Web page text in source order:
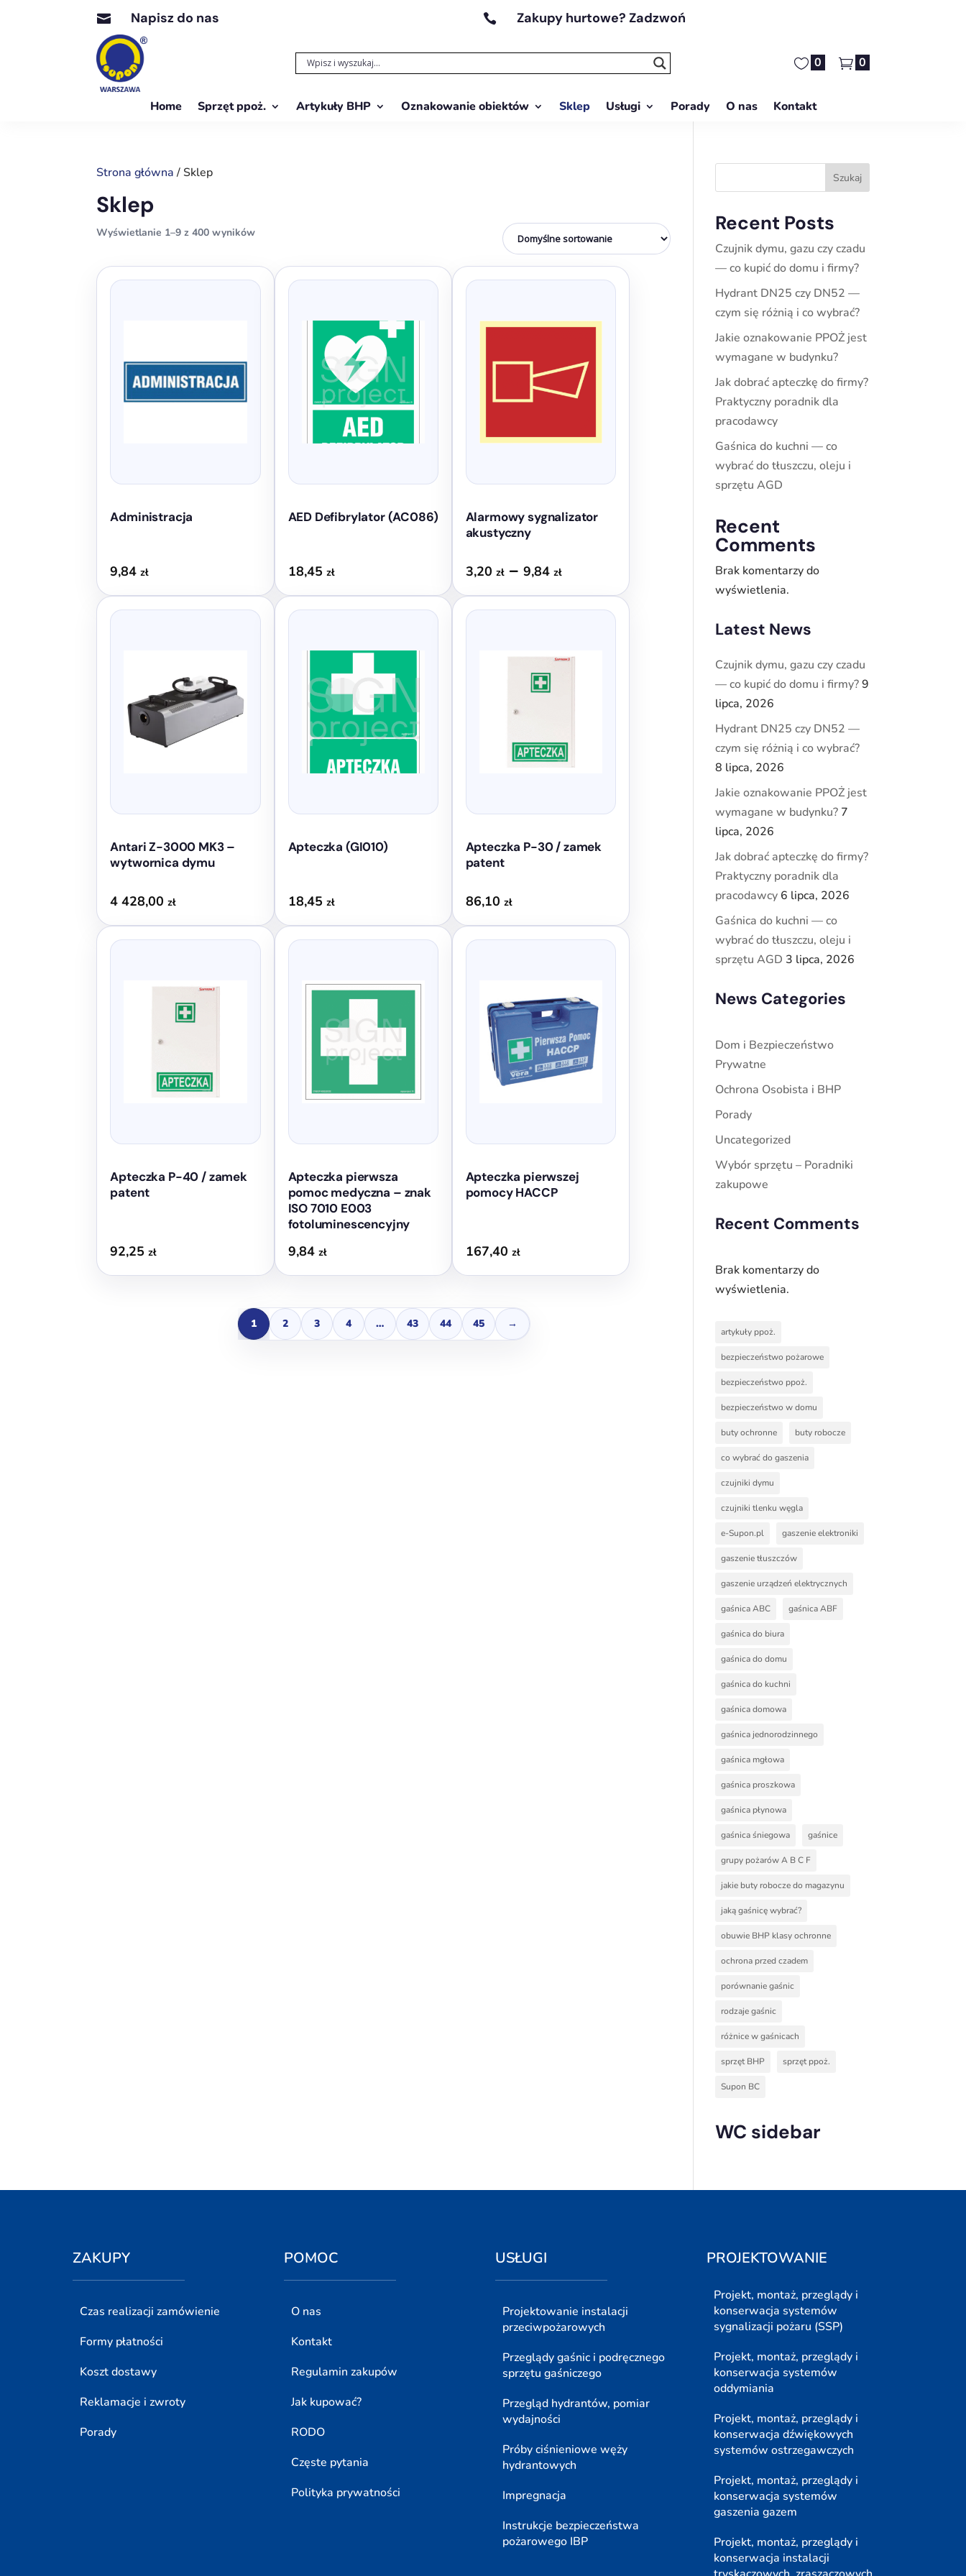
 Napisz do nas  Zakupy hurtowe? Zadzwoń
0 0
Home Sprzęt ppoż. Artykuły BHP Oznakowanie obiektów Sklep Usługi Porady O nas Kontakt
Strona główna / Sklep
Sklep
Wyświetlanie 1–9 z 400 wyników
Administracja
9,84zł
Ten
AED Defibrylator (AC086)
18,45 zł
Alarmowy sygnalizator
akustyczny
3,20 zł – 9,84 złZakres
od
9,84 zł
Ten
Antari Z-3000 MK3 –
wytwornica dymu
4 428,00zł
Apteczka (GI010)
18,45 zł
Apteczka P-30 / zamek
patent
86,10 zł
Apteczka P-40 / zamek
patent
92,25zł
Apteczka pierwsza
pomoc medyczna – znak
ISO 7010 E003
fotoluminescencyjny
9,84 zł
Ten
Apteczka pierwszej
pomocy HACCP
167,40 zł
1 2 3 4 … 43 44 45 →
Szukaj
Recent Posts
Czujnik dymu, gazu czy czadu
— co kupić do domu i firmy?
Hydrant DN25 czy DN52 —
czym się różnią i co wybrać?
Jakie oznakowanie PPOŻ jest
wymagane w budynku?
Jak dobrać apteczkę do firmy?
Praktyczny poradnik dla
pracodawcy
Gaśnica do kuchni — co
wybrać do tłuszczu, oleju i
sprzętu AGD
Recent
Comments
Brak komentarzy do
wyświetlenia.
Latest News
Czujnik dymu, gazu czy czadu
— co kupić do domu i firmy?9
lipca, 2026
Hydrant DN25 czy DN52 —
czym się różnią i co wybrać?
8 lipca, 2026
Jakie oznakowanie PPOŻ jest
wymagane w budynku? 7
lipca, 2026
Jak dobrać apteczkę do firmy?
Praktyczny poradnik dla
pracodawcy 6 lipca, 2026
Gaśnica do kuchni — co
wybrać do tłuszczu, oleju i
sprzętu AGD 3 lipca, 2026
News Categories
Dom i Bezpieczeństwo
Prywatne
Ochrona Osobista i BHP
Porady
Uncategorized
Wybór sprzętu – Poradniki
zakupowe
Recent Comments
Brak komentarzy do
wyświetlenia.
artykuły ppoż.
bezpieczeństwo pożarowe
bezpieczeństwo ppoż.
bezpieczeństwo w domu
buty ochronne buty robocze
co wybrać do gaszenia
czujniki dymu
czujniki tlenku węgla
e-Supon.pl gaszenie elektroniki
gaszenie tłuszczów
gaszenie urządzeń elektrycznych
gaśnica ABC gaśnica ABF
gaśnica do biura
gaśnica do domu
gaśnica do kuchni
gaśnica domowa
gaśnica jednorodzinnego
gaśnica mgłowa
gaśnica proszkowa
gaśnica płynowa
gaśnica śniegowa gaśnice
grupy pożarów A B C F
jakie buty robocze do magazynu
jaką gaśnicę wybrać?
obuwie BHP klasy ochronne
ochrona przed czadem
porównanie gaśnic
rodzaje gaśnic
różnice w gaśnicach
sprzęt BHP sprzęt ppoż.
Supon BC
WC sidebar
ZAKUPY
Czas realizacji zamówienie
Formy płatności
Koszt dostawy
Reklamacje i zwroty
Porady
POMOC
O nas
Kontakt
Regulamin zakupów
Jak kupować?
RODO
Częste pytania
Polityka prywatności
USŁUGI
Projektowanie instalacji
przeciwpożarowych
Przeglądy gaśnic i podręcznego
sprzętu gaśniczego
Przegląd hydrantów, pomiar
wydajności
Próby ciśnieniowe węży
hydrantowych
Impregnacja
Instrukcje bezpieczeństwa
pożarowego IBP
PROJEKTOWANIE
Projekt, montaż, przeglądy i
konserwacja systemów
sygnalizacji pożaru (SSP)
Projekt, montaż, przeglądy i
konserwacja systemów
oddymiania
Projekt, montaż, przeglądy i
konserwacja dźwiękowych
systemów ostrzegawczych
Projekt, montaż, przeglądy i
konserwacja systemów
gaszenia gazem
Projekt, montaż, przeglądy i
konserwacja instalacji